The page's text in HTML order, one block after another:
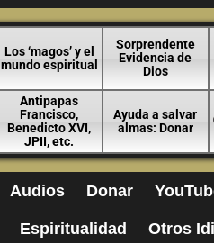
Los ‘magos’ y el
mundo espiritual
Sorprendente
Evidencia de
Dios
Antipapas
Francisco,
Benedicto XVI,
JPII, etc.
Ayuda a salvar
almas: Donar
Audios Donar
Espiritualidad Otros